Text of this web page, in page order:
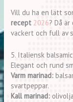
Vill du ha en lätt
recept 2026? Då
vackert och full av
5. Italiensk
Elegant och rund
Varm marinad:
svartpeppar.
Kall marinad: